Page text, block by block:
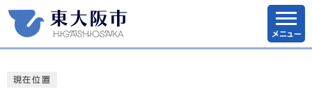
メニュー
現在位置